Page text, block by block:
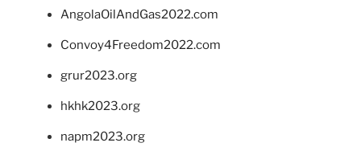
AngolaOilAndGas2022.com
Convoy4Freedom2022.com
grur2023.org
hkhk2023.org
napm2023.org